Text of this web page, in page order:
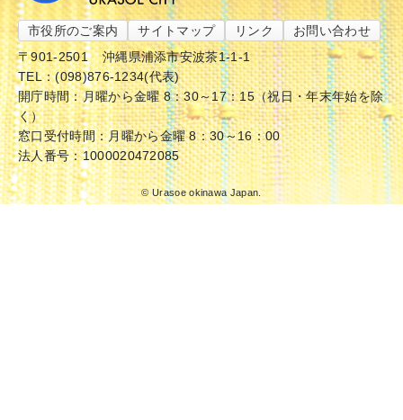
市役所のご案内 サイトマップ リンク
お問い合わせ
〒901-2501
沖縄県浦添市安波茶1-1-1
TEL：(098)876-1234(代表)
開庁時間：月曜から金曜 8：30～17：15（祝日・年末年始を除
く）
窓口受付時間：月曜から金曜 8：30～16：00
法人番号：1000020472085
© Urasoe okinawa Japan.